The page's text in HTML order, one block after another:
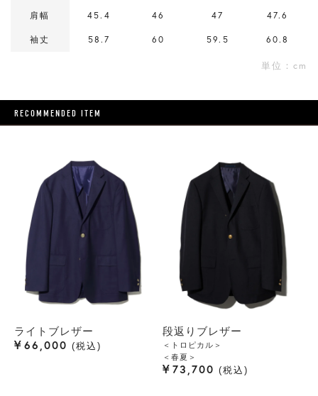
肩幅 45.4 46 47 47.6
袖丈 58.7 60 59.5 60.8
単位：cm
RECOMMENDED ITEM
ライトブレザー
¥ 66,000 税込
段返りブレザー
＜トロピカル＞
＜春夏＞
¥ 73,700 税込